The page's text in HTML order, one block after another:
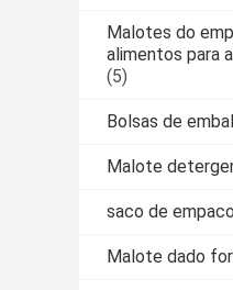
Malotes do
alimentos para
(5)
Bolsas de
Malote
saco de
Malote dado